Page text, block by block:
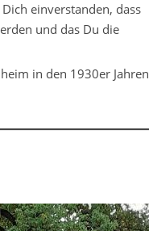
einverstanden, dass
und das Du die
in den 1930er Jahren